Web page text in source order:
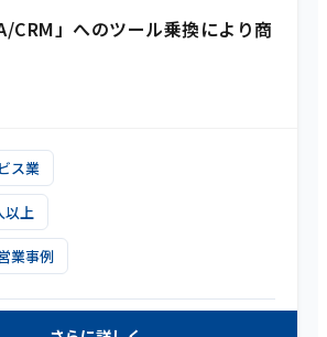
CRM」へのツール乗換により商
ス業
以上
業事例